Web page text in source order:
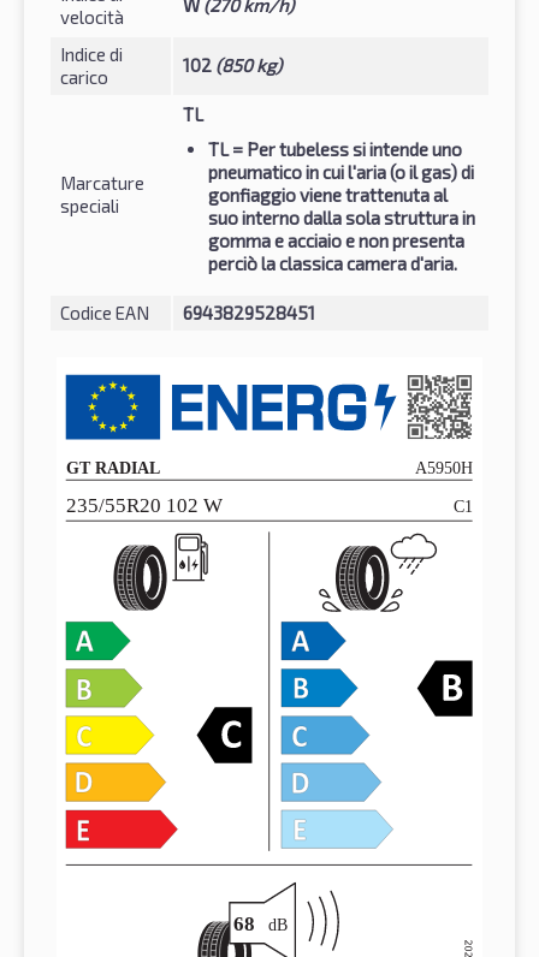
velocità
W(270 km/h)
Indice di
carico
102 (850 kg)
Marcature
speciali
TL
TL= Per tubeless si intende uno
pneumatico in cui l'aria (o il gas) di
gonfiaggio viene trattenuta al
suo interno dalla sola struttura in
gomma e acciaio e non presenta
perciò la classica camera d'aria.
Codice EAN 6943829528451